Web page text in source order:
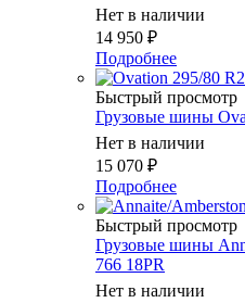
Нет в наличии
14 950 ₽
Подробнее
Быстрый просмотр
Грузовые шины
Нет в наличии
15 070 ₽
Подробнее
Быстрый просмотр
Грузовые шины
766 18PR
Нет в наличии